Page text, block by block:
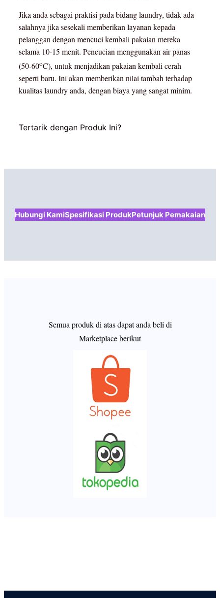
Jika anda sebagai praktisi pada bidang laundry, tidak ada
salahnya jika sesekali memberikan layanan kepada
pelanggan dengan mencuci kembali pakaian mereka
selama 10-15 menit. Pencucian menggunakan air panas
(50-60oC), untuk menjadikan pakaian kembali cerah
seperti baru. Ini akan memberikan nilai tambah terhadap
kualitas laundry anda, dengan biaya yang sangat minim.
Tertarik dengan Produk Ini?
Hubungi KamiSpesifikasi ProdukPetunjuk Pemakaian
Semua produk di atas dapat anda beli di
Marketplace berikut